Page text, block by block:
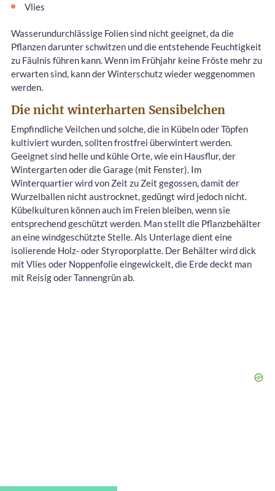
Vlies
Wasserundurchlässige Folien sind nicht geeignet, da die
Pflanzen darunter schwitzen und die entstehende Feuchtigkeit
zu Fäulnis führen kann. Wenn im Frühjahr keine Fröste mehr zu
erwarten sind, kann der Winterschutz wieder weggenommen
werden.
Die nicht winterharten Sensibelchen
Empfindliche Veilchen und solche, die in Kübeln oder Töpfen
kultiviert wurden, sollten frostfrei überwintert werden.
Geeignet sind helle und kühle Orte, wie ein Hausflur, der
Wintergarten oder die Garage (mit Fenster). Im
Winterquartier wird von Zeit zu Zeit gegossen, damit der
Wurzelballen nicht austrocknet, gedüngt wird jedoch nicht.
Kübelkulturen können auch im Freien bleiben, wenn sie
entsprechend geschützt werden. Man stellt die Pflanzbehälter
an eine windgeschützte Stelle. Als Unterlage dient eine
isolierende Holz- oder Styroporplatte. Der Behälter wird dick
mit Vlies oder Noppenfolie eingewickelt, die Erde deckt man
mit Reisig oder Tannengrün ab.